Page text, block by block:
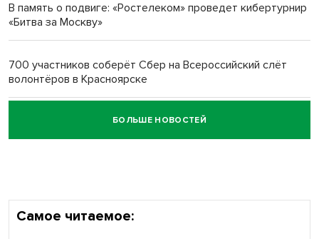
В память о подвиге: «Ростелеком» проведет кибертурнир
«Битва за Москву»
700 участников соберёт Сбер на Всероссийский слёт
волонтёров в Красноярске
Честный выбор: видеонаблюдение обеспечит
объективность результатов ЕДГ в Новосибирской
БОЛЬШЕ НОВОСТЕЙ
Самое читаемое: